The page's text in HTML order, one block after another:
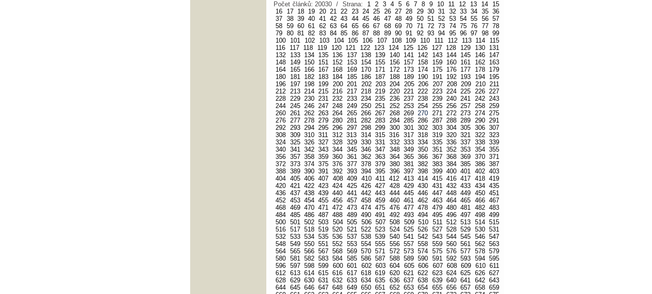
Počet článků: 20030 / Strana: 1 2 3 4 5 6 7 8 9 10 11 12 13 14
15
16
17 18 19 20 21 22 23 24 25 26 27 28 29 30 31 32 33 34 35 36
37 38 39 40 41 42 43 44 45 46 47 48 49 50 51 52 53 54 55 56 57
58 59 60 61 62 63 64 65 66 67 68 69 70 71 72 73 74 75 76 77 78
79 80 81 82 83 84 85 86 87 88 89 90 91 92 93 94 95 96 97 98 99
100
101 102 103 104 105 106 107 108 109 110 111 112 113 114
115
116
117 118 119 120 121 122 123 124 125 126 127 128 129 130
131
132
133 134 135 136 137 138 139 140 141 142 143 144 145 146
147
148
149 150 151 152 153 154 155 156 157 158 159 160 161 162
163
164
165 166 167 168 169 170 171 172 173 174 175 176 177 178
179
180
181 182 183 184 185 186 187 188 189 190 191 192 193 194
195
196
197 198 199 200 201 202 203 204 205 206 207 208 209 210 211
212 213 214 215 216 217 218 219 220 221 222 223 224 225 226 227
228 229 230 231 232 233 234 235 236 237 238 239 240 241 242 243
244 245 246 247 248 249 250 251 252 253 254 255 256 257 258 259
260 261 262 263 264 265 266 267 268 269 270 271 272 273 274 275
276 277 278 279 280 281 282 283 284 285 286 287 288 289 290 291
292 293 294 295 296 297 298 299 300 301 302 303 304 305 306 307
308 309 310 311 312 313 314 315 316 317 318 319 320 321 322 323
324 325 326 327 328 329 330 331 332 333 334 335 336 337 338 339
340 341 342 343 344 345 346 347 348 349 350 351 352 353 354 355
356 357 358 359 360 361 362 363 364 365 366 367 368 369 370 371
372 373 374 375 376 377 378 379 380 381 382 383 384 385 386 387
388 389 390 391 392 393 394 395 396 397 398 399 400 401 402 403
404 405 406 407 408 409 410 411 412 413 414 415 416 417 418 419
420 421 422 423 424 425 426 427 428 429 430 431 432 433 434 435
436 437 438 439 440 441 442 443 444 445 446 447 448 449 450 451
452 453 454 455 456 457 458 459 460 461 462 463 464 465 466 467
468 469 470 471 472 473 474 475 476 477 478 479 480 481 482 483
484 485 486 487 488 489 490 491 492 493 494 495 496 497 498 499
500 501 502 503 504 505 506 507 508 509 510 511 512 513 514 515
516 517 518 519 520 521 522 523 524 525 526 527 528 529 530 531
532 533 534 535 536 537 538 539 540 541 542 543 544 545 546 547
548 549 550 551 552 553 554 555 556 557 558 559 560 561 562 563
564 565 566 567 568 569 570 571 572 573 574 575 576 577 578 579
580 581 582 583 584 585 586 587 588 589 590 591 592 593 594 595
596 597 598 599 600 601 602 603 604 605 606 607 608 609 610 611
612 613 614 615 616 617 618 619 620 621 622 623 624 625 626 627
628 629 630 631 632 633 634 635 636 637 638 639 640 641 642 643
644 645 646 647 648 649 650 651 652 653 654 655 656 657 658 659